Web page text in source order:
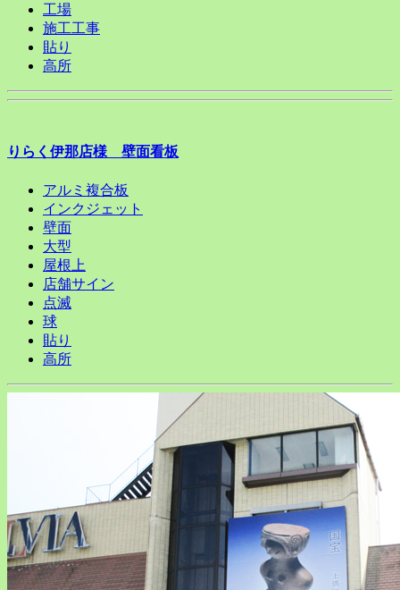
工場
施工工事
貼り
高所
りらく伊那店様 壁面看板
アルミ複合板
インクジェット
壁面
大型
屋根上
店舗サイン
点滅
球
貼り
高所